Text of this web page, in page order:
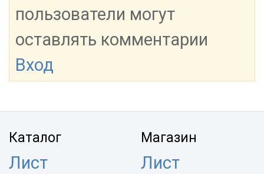
пользователи могут
оставлять комментарии
Вход
Каталог
Лист
Магазин
Лист